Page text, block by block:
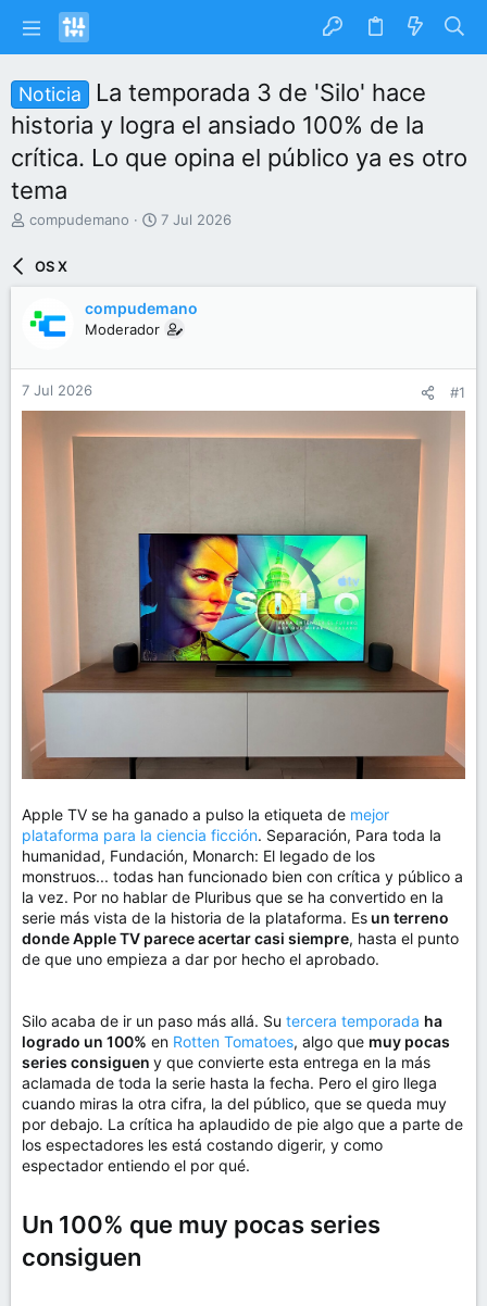
Noticia
La temporada 3 de 'Silo' hace
historia y logra el ansiado 100% de la
crítica. Lo que opina el público ya es otro
tema
I
a
r
d
e
compudemano
F
d
e
n
c
i
7 Jul 2026
OS X
compudemano
Moderador
7 Jul 2026 #1
Apple TV se ha ganado a pulso la etiqueta de mejor
plataforma para la ciencia ficción. Separación, Para toda la
humanidad, Fundación, Monarch: El legado de los
monstruos... todas han funcionado bien con crítica y público a
la vez. Por no hablar de Pluribus que se ha convertido en la
serie más vista de la historia de la plataforma. Es un terreno
donde Apple TV parece acertar casi siempre, hasta el punto
de que uno empieza a dar por hecho el aprobado.
Silo acaba de ir un paso más allá. Su tercera temporada ha
logrado un 100% en Rotten Tomatoes, algo que muy pocas
series consiguen y que convierte esta entrega en la más
aclamada de toda la serie hasta la fecha. Pero el giro llega
cuando miras la otra cifra, la del público, que se queda muy
por debajo. La crítica ha aplaudido de pie algo que a parte de
los espectadores les está costando digerir, y como
espectador entiendo el por qué.
Un 100% que muy pocas series
consiguen